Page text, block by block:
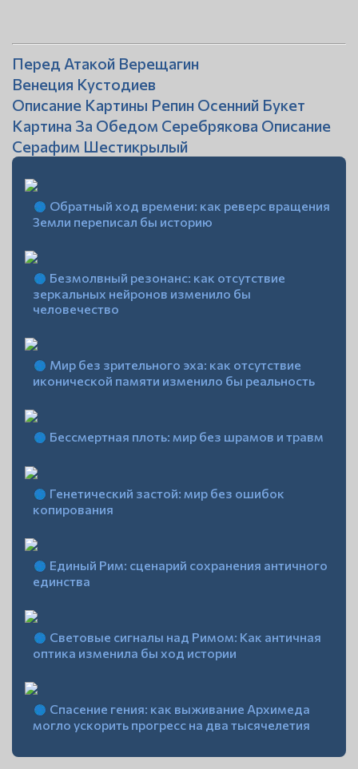
Перед Атакой Верещагин
Венеция Кустодиев
Описание Картины Репин Осенний Букет
Картина За Обедом Серебрякова Описание
Серафим Шестикрылый
Обратный ход времени: как реверс вращения
Земли переписал бы историю
Безмолвный резонанс: как отсутствие
зеркальных нейронов изменило бы
человечество
Мир без зрительного эха: как отсутствие
иконической памяти изменило бы реальность
Бессмертная плоть: мир без шрамов и травм
Генетический застой: мир без ошибок
копирования
Единый Рим: сценарий сохранения античного
единства
Световые сигналы над Римом: Как античная
оптика изменила бы ход истории
Спасение гения: как выживание Архимеда
могло ускорить прогресс на два тысячелетия